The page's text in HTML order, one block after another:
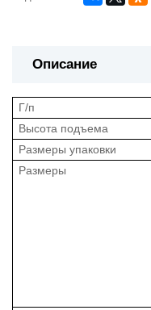
Описание
Г/п
Высота подъема
Размеры упаковки
Размеры